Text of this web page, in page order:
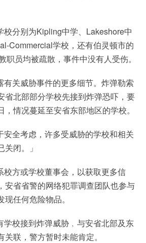
校分别为Kipling中学、Lakeshore中
Commercial学校，还有伯灵顿市的
职员均被疏散，事件中没有人受伤。
有关威胁事件的更多细节。炸弹勒索
省北部部分学校先接到炸弹恐吓，要
情况蔓延至安省东部地区的学校。
安全考虑，许多受威胁的学校和相关
闭。」
校方或学校董事会，以获取更多信
安省省警的网络犯罪调查团队也参与
任何危险物品。
学校接到炸弹威胁﹐与安省北部及东
联，警方暂时未能肯定。